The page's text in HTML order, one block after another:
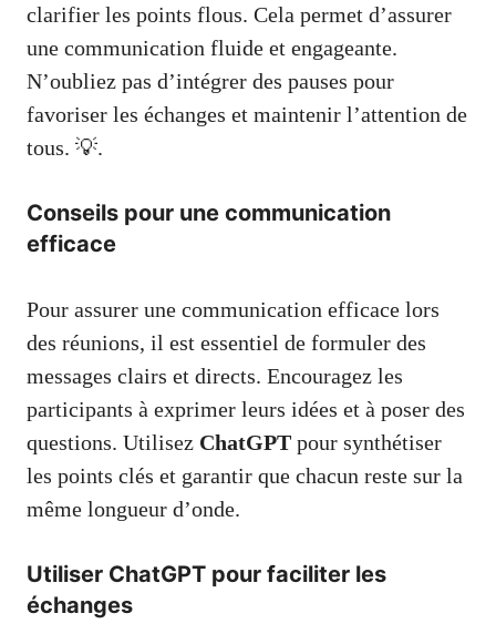
clarifier les points flous. Cela permet d’assurer
une communication fluide et engageante.
N’oubliez pas d’intégrer des pauses pour
favoriser les échanges et maintenir l’attention de
tous. 💡.
Conseils pour une communication
efficace
Pour assurer une communication efficace lors
des réunions, il est essentiel de formuler des
messages clairs et directs. Encouragez les
participants à exprimer leurs idées et à poser des
questions. Utilisez ChatGPT pour synthétiser
les points clés et garantir que chacun reste sur la
même longueur d’onde.
Utiliser ChatGPT pour faciliter les
échanges